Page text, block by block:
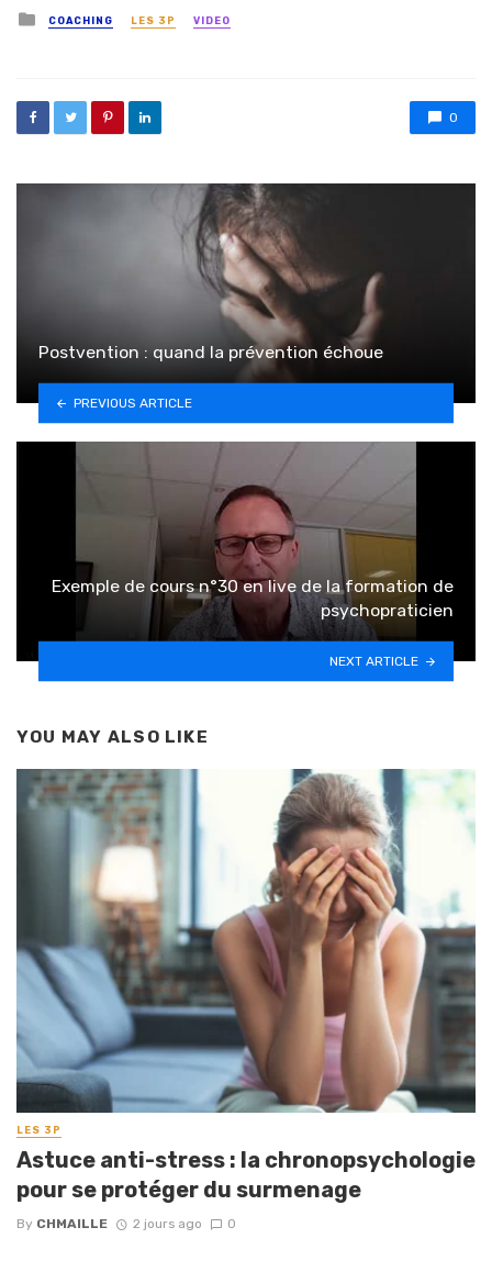
Posted in
COACHING LES 3P VIDEO
0
Postvention : quand la prévention échoue
PREVIOUS ARTICLE
Exemple de cours n°30 en live de la formation de
psychopraticien
NEXT ARTICLE
YOU MAY ALSO LIKE
LES 3P
Astuce anti-stress : la chronopsychologie
pour se protéger du surmenage
By CHMAILLE 2 jours ago 0